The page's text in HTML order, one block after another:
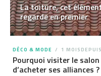
La toiture, cet
regarde en premier
DÉCO & MODE 1 MOISDEPUIS
Pourquoi visiter le
d’acheter ses alliances ?